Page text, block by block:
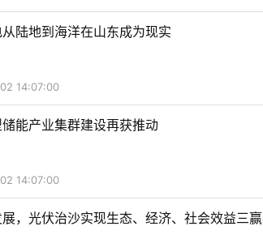
陆地到海洋在山东成为现实
14:07:00
能产业集群建设再获推动
14:07:00
，光伏治沙实现生态、经济、社会效益三赢